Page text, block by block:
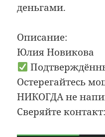
деньгами.
Описание:
Юлия Новикова
Остерегайтесь
НИКОГДА не
Сверяйте